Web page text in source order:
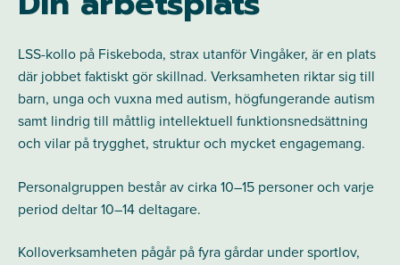
LSS-kollo på Fiskeboda, strax utanför Vingåker, är en plats
där jobbet faktiskt gör skillnad. Verksamheten riktar sig till
barn, unga och vuxna med autism, högfungerande autism
samt lindrig till måttlig intellektuell funktionsnedsättning
och vilar på trygghet, struktur och mycket engagemang.
Personalgruppen består av cirka 10–15 personer och varje
period deltar 10–14 deltagare.
Kolloverksamheten pågår på fyra gårdar under sportlov,